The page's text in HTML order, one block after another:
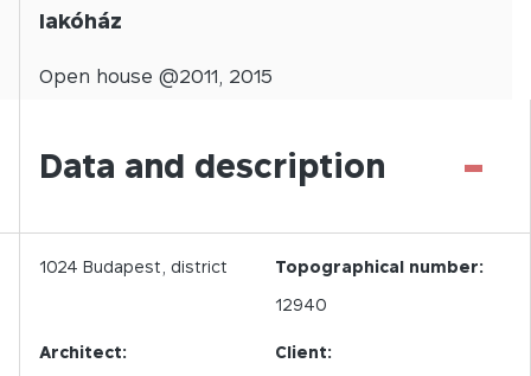
lakóház
Open house @2011, 2015
Data and description -
1024 Budapest, district
Topographical number:
12940
Architect:
Client: